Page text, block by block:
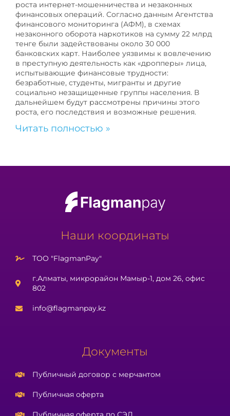
роста интернет-мошенничества и незаконных
финансовых операций. Согласно данным Агентства
финансового мониторинга (АФМ), в схемах
незаконного оборота наркотиков на сумму 22 млрд
тенге были задействованы около 30 000
банковских карт. Наиболее уязвимы к вовлечению
в преступную деятельность как «дропперы» лица,
испытывающие финансовые трудности:
безработные, студенты, мигранты и другие
социально незащищенные группы населения. В
дальнейшем будут рассмотрены причины этого
роста, его последствия и возможные решения.
Читать полностью »
Наши координаты
ТОО "FlagmanPay"
г.Алматы, микрорайон Мамыр-1, дом 26, офис
802
info@flagmanpay.kz
Документы
Публичный договор с мерчантом
Публичная оферта